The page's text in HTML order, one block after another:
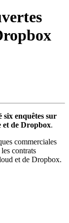
enquêtes sur
et de Dropbox.
commerciales
contrats
et de Dropbox.